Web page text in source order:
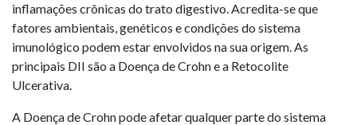
inflamações crônicas do trato digestivo. Acredita-se que
fatores ambientais, genéticos e condições do sistema
imunológico podem estar envolvidos na sua origem. As
principais DII são a Doença de Crohn e a Retocolite
Ulcerativa.
A Doença de Crohn pode afetar qualquer parte do sistema